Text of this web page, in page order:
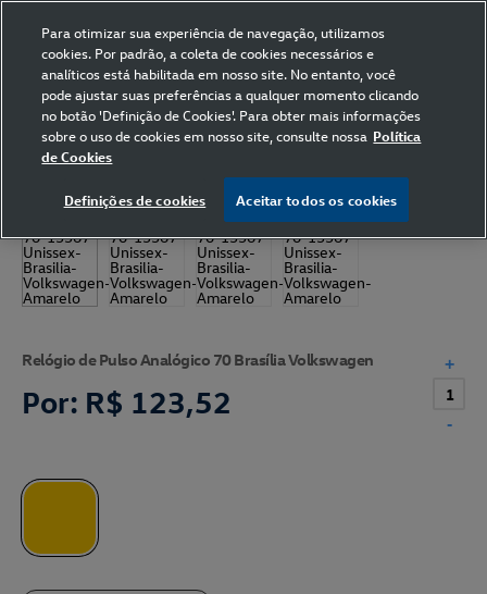
Home Volkswagen Acessórios Relógio
Relógio de Pulso Analógico 70 Brasília Volkswagen
Por: R$ 123,52
-
+
Para otimizar sua experiência de navegação, utilizamos
cookies. Por padrão, a coleta de cookies necessários e
analíticos está habilitada em nosso site. No entanto, você
pode ajustar suas preferências a qualquer momento clicando
no botão 'Definição de Cookies'. Para obter mais informações
sobre o uso de cookies em nosso site, consulte nossa Política
de Cookies
Definições de cookies Aceitar todos os cookies